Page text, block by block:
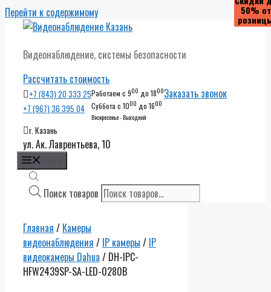
Перейти к содержимому
Видеонаблюдение, системы безопасности
Рассчитать стоимость
+7 (843) 20 333 25
+7 (967) 36 395 04
Работаем с 900 до 1800
Суббота с 1000 до 1600
Воскресенье - Выходной
Заказать звонок
г. Казань
ул. Ак. Лаврентьева, 10
Поиск товаров
Главная / Камеры
видеонаблюдения / IP камеры / IP
видеокамеры Dahua / DH-IPC-
HFW2439SP-SA-LED-0280B
50% от
50% от
50% от
50% от